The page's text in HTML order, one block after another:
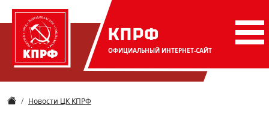
КПРФ
ОФИЦИАЛЬНЫЙ ИНТЕРНЕТ-САЙТ
Новости ЦК КПРФ